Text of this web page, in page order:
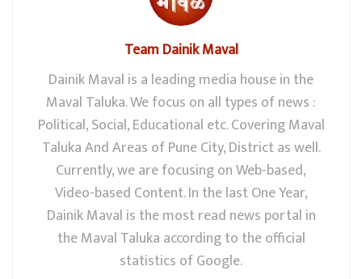
Team Dainik Maval
Dainik Maval is a leading media house in the
Maval Taluka. We focus on all types of news :
Political, Social, Educational etc. Covering Maval
Taluka And Areas of Pune City, District as well.
Currently, we are focusing on Web-based,
Video-based Content. In the last One Year,
Dainik Maval is the most read news portal in
the Maval Taluka according to the official
statistics of Google.